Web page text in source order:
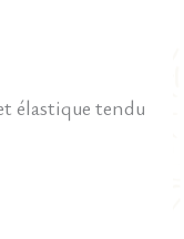
élastique tendu